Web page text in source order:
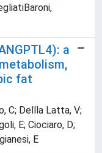
a
fat
C; Dellla Latta, V;
E; Ciociaro, D;
E